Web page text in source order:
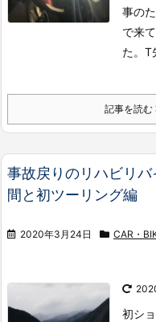
事の
で来
た。T
記事を読む
事故戻りのリハビリ
間と初ツーリング編
2020年3月24日 CAR・
初シ